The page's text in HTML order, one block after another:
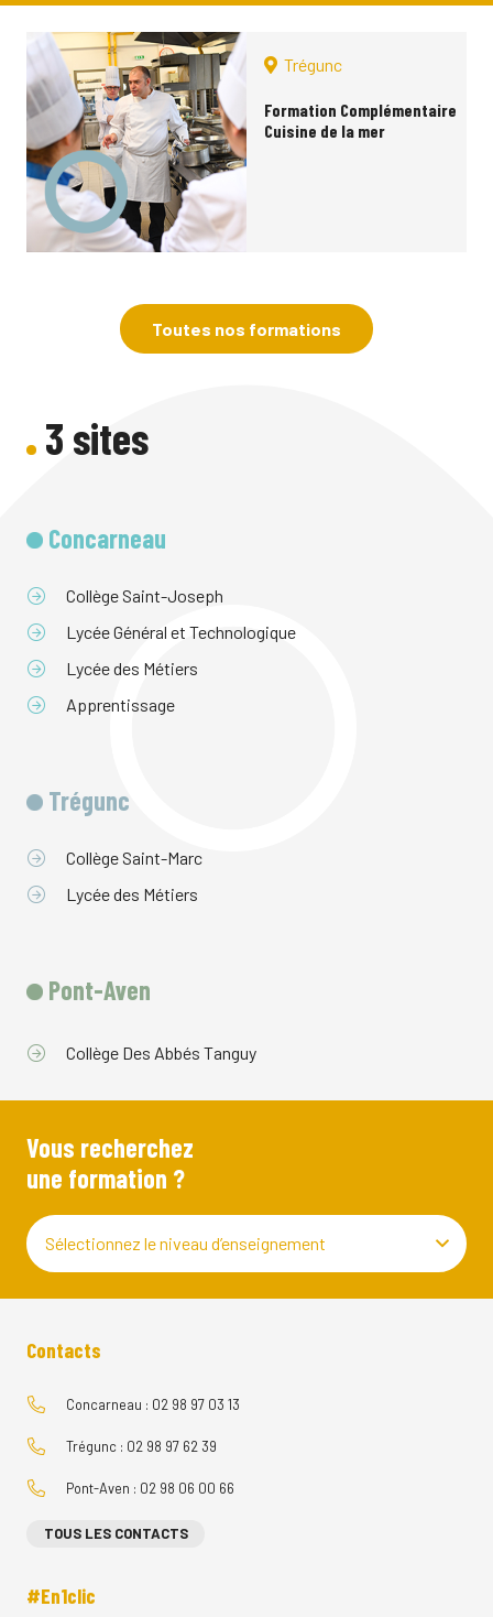
Trégunc
Formation Complémentaire
Cuisine de la mer
Toutes nos formations
3 sites
Concarneau
Collège Saint-Joseph
Lycée Général et Technologique
Lycée des Métiers
Apprentissage
Trégunc
Collège Saint-Marc
Lycée des Métiers
Pont-Aven
Collège Des Abbés Tanguy
Vous recherchez
une formation ?
Sélectionnez le niveau d’enseignement
Contacts
Concarneau : 02 98 97 03 13
Trégunc : 02 98 97 62 39
Pont-Aven : 02 98 06 00 66
TOUS LES CONTACTS
#En1clic